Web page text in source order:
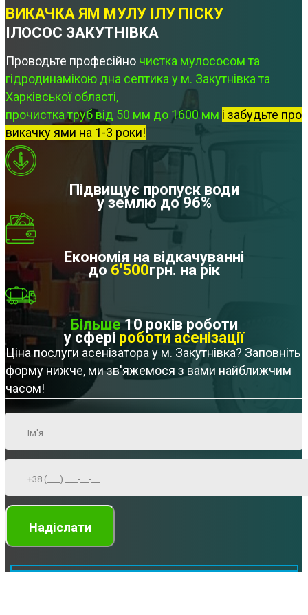
ВИКАЧКА ЯМ МУЛУ ІЛУ ПІСКУ
ІЛОСОС ЗАКУТНІВКА
Проводьте професійно чистка мулососом та
гідродинамікою дна септика у м. Закутнівка та
Харківської області,
прочистка труб від 50 мм до 1600 мм і забудьте про
викачку ями на 1-3 роки!
Підвищує пропуск води
у землю до 96%
Економія на відкачуванні
до 6'500грн. на рік
Більше10 років роботи
у сфері роботи асенізації
Ціна послуги асенізатора у м. Закутнівка? Заповніть
форму нижче, ми зв'яжемося з вами найближчим
часом!